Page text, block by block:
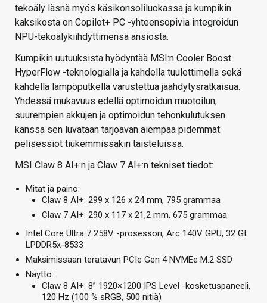
tekoäly läsnä myös käsikonsoliluokassa ja kumpikin
kaksikosta on Copilot+ PC -yhteensopivia integroidun
NPU-tekoälykiihdyttimensä ansiosta.
Kumpikin uutuuksista hyödyntää MSI:n Cooler Boost
HyperFlow -teknologialla ja kahdella tuulettimella sekä
kahdella lämpöputkella varustettua jäähdytysratkaisua.
Yhdessä mukavuus edellä optimoidun muotoilun,
suurempien akkujen ja optimoidun tehonkulutuksen
kanssa sen luvataan tarjoavan aiempaa pidemmät
pelisessiot tiukemmissakin taisteluissa.
MSI Claw 8 AI+:n ja Claw 7 AI+:n tekniset tiedot:
Mitat ja paino:
Claw 8 AI+: 299 x 126 x 24 mm, 795 grammaa
Claw 7 AI+: 290 x 117 x 21,2 mm, 675 grammaa
Intel Core Ultra 7 258V -prosessori, Arc 140V GPU, 32 Gt
LPDDR5x-8533
Maksimissaan teratavun PCIe Gen 4 NVMEe M.2 SSD
Näyttö:
Claw 8 AI+: 8” 1920×1200 IPS Level -kosketuspaneeli,
120 Hz (100 % sRGB, 500 nitiä)